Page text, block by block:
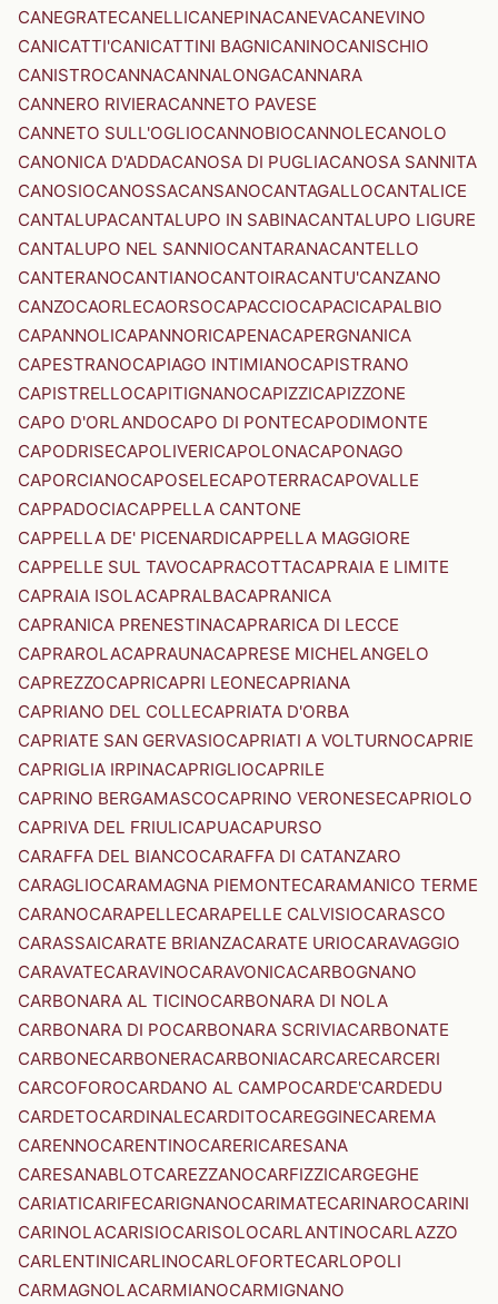
CANEGRATECANELLICANEPINACANEVACANEVINO
CANICATTI'CANICATTINI BAGNICANINOCANISCHIO
CANISTROCANNACANNALONGACANNARA
CANNERO RIVIERACANNETO PAVESE
CANNETO SULL'OGLIOCANNOBIOCANNOLECANOLO
CANONICA D'ADDACANOSA DI PUGLIACANOSA SANNITA
CANOSIOCANOSSACANSANOCANTAGALLOCANTALICE
CANTALUPACANTALUPO IN SABINACANTALUPO LIGURE
CANTALUPO NEL SANNIOCANTARANACANTELLO
CANTERANOCANTIANOCANTOIRACANTU'CANZANO
CANZOCAORLECAORSOCAPACCIOCAPACICAPALBIO
CAPANNOLICAPANNORICAPENACAPERGNANICA
CAPESTRANOCAPIAGO INTIMIANOCAPISTRANO
CAPISTRELLOCAPITIGNANOCAPIZZICAPIZZONE
CAPO D'ORLANDOCAPO DI PONTECAPODIMONTE
CAPODRISECAPOLIVERICAPOLONACAPONAGO
CAPORCIANOCAPOSELECAPOTERRACAPOVALLE
CAPPADOCIACAPPELLA CANTONE
CAPPELLA DE' PICENARDICAPPELLA MAGGIORE
CAPPELLE SUL TAVOCAPRACOTTACAPRAIA E LIMITE
CAPRAIA ISOLACAPRALBACAPRANICA
CAPRANICA PRENESTINACAPRARICA DI LECCE
CAPRAROLACAPRAUNACAPRESE MICHELANGELO
CAPREZZOCAPRICAPRI LEONECAPRIANA
CAPRIANO DEL COLLECAPRIATA D'ORBA
CAPRIATE SAN GERVASIOCAPRIATI A VOLTURNOCAPRIE
CAPRIGLIA IRPINACAPRIGLIOCAPRILE
CAPRINO BERGAMASCOCAPRINO VERONESECAPRIOLO
CAPRIVA DEL FRIULICAPUACAPURSO
CARAFFA DEL BIANCOCARAFFA DI CATANZARO
CARAGLIOCARAMAGNA PIEMONTECARAMANICO TERME
CARANOCARAPELLECARAPELLE CALVISIOCARASCO
CARASSAICARATE BRIANZACARATE URIOCARAVAGGIO
CARAVATECARAVINOCARAVONICACARBOGNANO
CARBONARA AL TICINOCARBONARA DI NOLA
CARBONARA DI POCARBONARA SCRIVIACARBONATE
CARBONECARBONERACARBONIACARCARECARCERI
CARCOFOROCARDANO AL CAMPOCARDE'CARDEDU
CARDETOCARDINALECARDITOCAREGGINECAREMA
CARENNOCARENTINOCARERICARESANA
CARESANABLOTCAREZZANOCARFIZZICARGEGHE
CARIATICARIFECARIGNANOCARIMATECARINAROCARINI
CARINOLACARISIOCARISOLOCARLANTINOCARLAZZO
CARLENTINICARLINOCARLOFORTECARLOPOLI
CARMAGNOLACARMIANOCARMIGNANO